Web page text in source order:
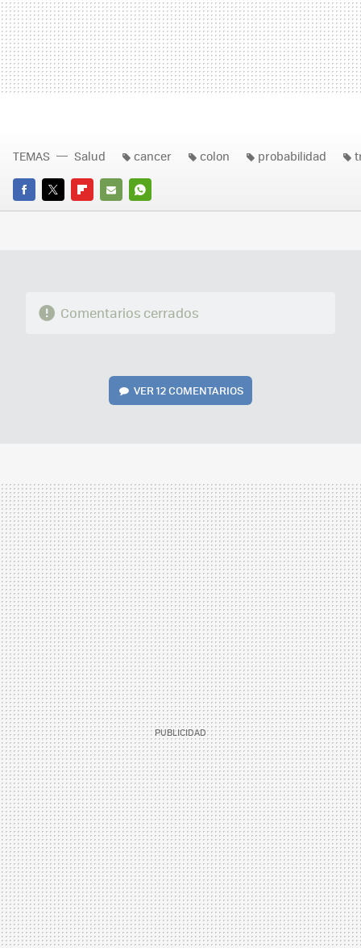
FACEBOOK
TWITTERFLIPBOARD
E-
WHATSAPP
TEMAS Salud cancer colon probabilidad
Comentarios cerrados
VER12 COMENTARIOS